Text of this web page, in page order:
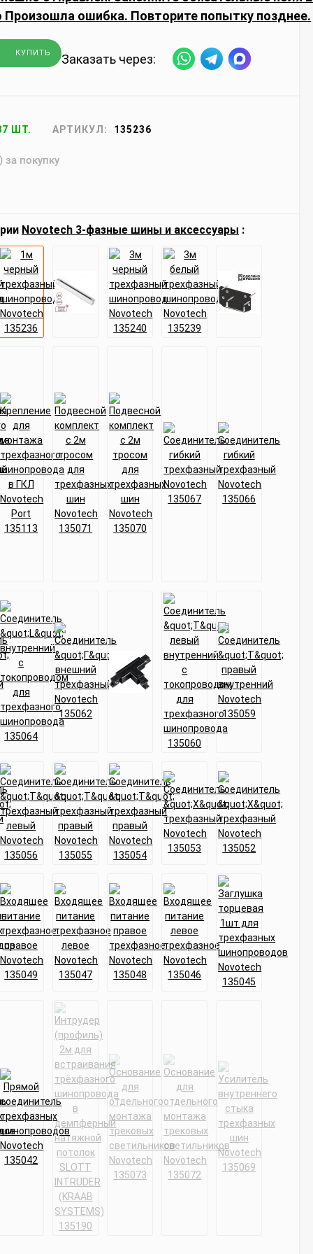
Произошла ошибка. Повторите попытку позднее.
КУПИТЬ Заказать через:
ШТ. АРТИКУЛ: 135236
за покупку
Novotech 3-фазные шины и аксессуары :